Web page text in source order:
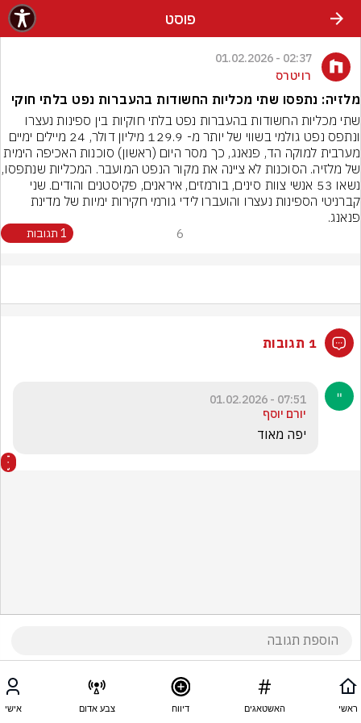
פוסט
02:37 - 01.02.2026
רויטרס
מלזיה: נתפסו שתי מכליות החשודות בהעברות נפט בלתי חוקי
מערבית למוקה הד, פנאנג, כך מסר היום (ראשון) סוכנות האכיפה הימית
פנאנג.
6 1 תגובות
1 תגובות
07:51 - 01.02.2026
יורם יוסף
יפה מאוד
ראשי האשטאגים דיווח צבע אדום אישי